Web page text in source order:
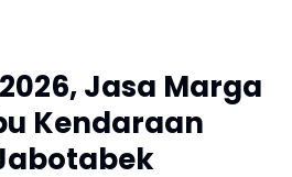
Jasa Marga
Kendaraan